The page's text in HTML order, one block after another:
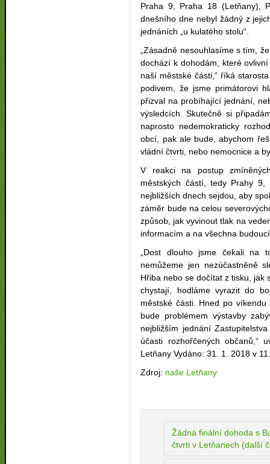
Praha 9, Praha 18 (Letňany),
dnešního dne nebyl žádný z
jednáních „u kulatého stolu“.
„Zásadně nesouhlasíme s tím,
dochází k dohodám, které
naší městské části,“ říká
podivem, že jsme primátorovi
přizval na probíhající jednání,
výsledcích. Skutečně si
naprosto nedemokraticky
obcí, pak ale bude, abychom
vládní čtvrti, nebo nemocnice a
V reakci na postup
městských částí, tedy Prahy
nejbližších dnech sejdou, aby
záměr bude na celou
způsob, jak vyvinout tlak na
informacím a na všechna
„Dost dlouho jsme čekali na
nemůžeme jen nezúčastněně
Hřiba nebo se dočítat z tisku, jak
chystají, hodláme vyrazit do
městské části. Hned po
bude problémem výstavby
nejbližším jednání
účasti rozhořčených občanů,“
Letňany Vydáno: 31. 1. 2018 v
Zdroj: naše Letňany
Žádná finální dohoda s
čtvrti v Letňanech (další